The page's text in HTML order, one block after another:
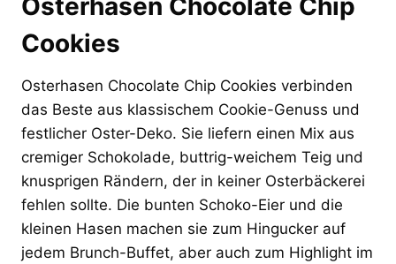
Cookies
Osterhasen Chocolate Chip Cookies verbinden
das Beste aus klassischem Cookie-Genuss und
festlicher Oster-Deko. Sie liefern einen Mix aus
cremiger Schokolade, buttrig-weichem Teig und
knusprigen Rändern, der in keiner Osterbäckerei
fehlen sollte. Die bunten Schoko-Eier und die
kleinen Hasen machen sie zum Hingucker auf
jedem Brunch-Buffet, aber auch zum Highlight im